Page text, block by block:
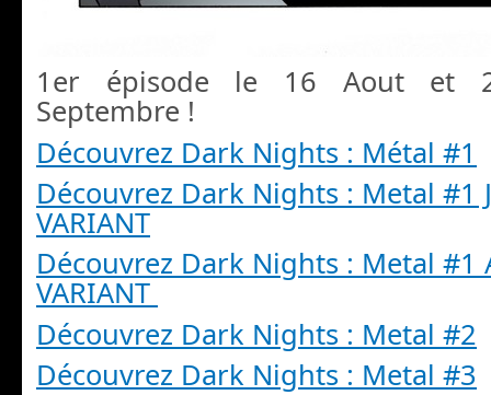
1er épisode le 16 Aout et
Septembre !
Découvrez Dark Nights : Métal #1
Découvrez Dark Nights : Metal #1
VARIANT
Découvrez Dark Nights : Metal #1
VARIANT
Découvrez Dark Nights : Metal #2
Découvrez Dark Nights : Metal #3